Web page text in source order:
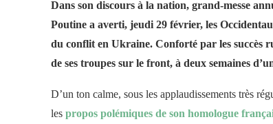
Dans son discours à la nation, grand-messe
Poutine a averti, jeudi 29 février, les
du conflit en Ukraine. Conforté par les succès
de ses troupes sur le front, à deux semaines
D’un ton calme, sous les applaudissements très
les propos polémiques de son homologue